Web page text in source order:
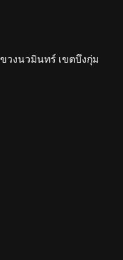
ขวงนวมินทร์ เขตบึงกุ่ม